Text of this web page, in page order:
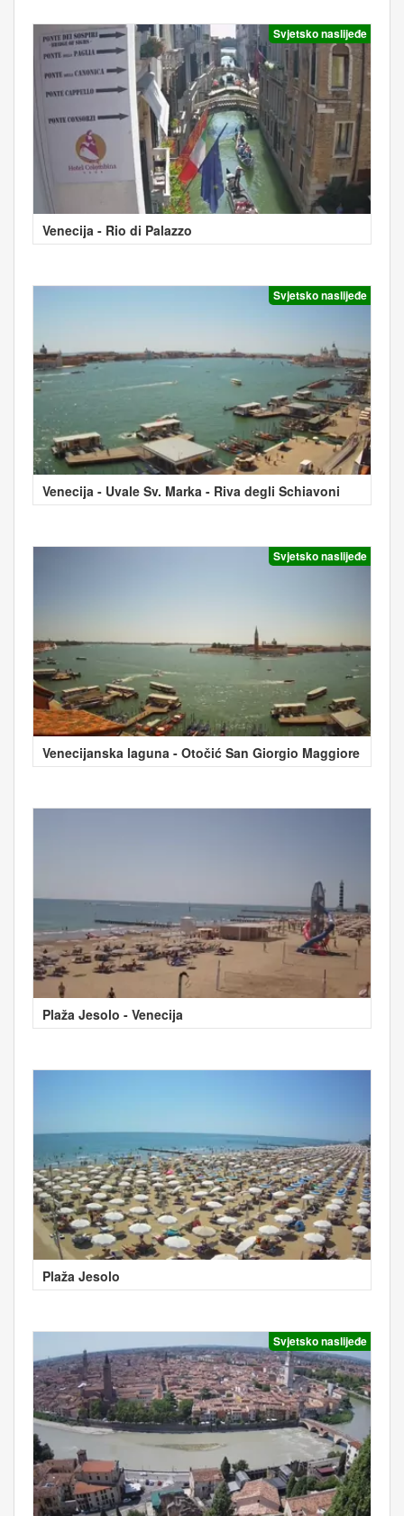
Svjetsko naslijeđe
Venecija - Rio di Palazzo
Svjetsko naslijeđe
Venecija - Uvale Sv. Marka - Riva degli Schiavoni
Svjetsko naslijeđe
Venecijanska laguna - Otočić San Giorgio Maggiore
Plaža Jesolo - Venecija
Plaža Jesolo
Svjetsko naslijeđe